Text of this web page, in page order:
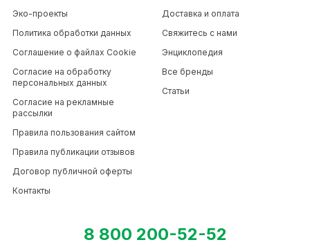
Эко-проекты
Политика обработки данных
Соглашение о файлах Cookie
Согласие на обработку
персональных данных
Согласие на рекламные
рассылки
Правила пользования сайтом
Правила публикации отзывов
Договор публичной оферты
Контакты
Доставка и оплата
Свяжитесь с нами
Энциклопедия
Все бренды
Статьи
8 800 200-52-52